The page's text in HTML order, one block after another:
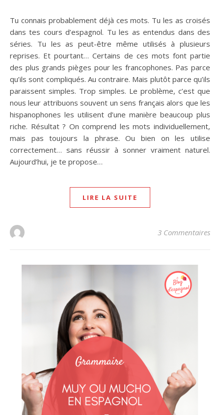
Tu connais probablement déjà ces mots. Tu les as croisés
dans tes cours d’espagnol. Tu les as entendus dans des
séries. Tu les as peut-être même utilisés à plusieurs
reprises. Et pourtant… Certains de ces mots font partie
des plus grands pièges pour les francophones. Pas parce
qu’ils sont compliqués. Au contraire. Mais plutôt parce qu’ils
paraissent simples. Trop simples. Le problème, c’est que
nous leur attribuons souvent un sens français alors que les
hispanophones les utilisent d’une manière beaucoup plus
riche. Résultat ? On comprend les mots individuellement,
mais pas toujours la phrase. Ou bien on les utilise
correctement… sans réussir à sonner vraiment naturel.
Aujourd’hui, je te propose…
LIRE LA SUITE
3 Commentaires